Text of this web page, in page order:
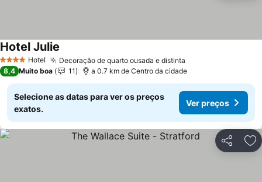
4 EstrelasHotel Decoração de quarto ousada e distinta
Hotel Julie
8,4 Muito boa 11 a 0.7 km de Centro da cidade
Selecione as datas para ver os preços
exatos.
Ver preços
Partilhar